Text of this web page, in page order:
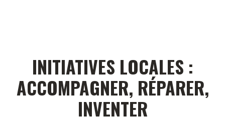
INITIATIVES LOCALES :
ACCOMPAGNER, RÉPARER,
INVENTER